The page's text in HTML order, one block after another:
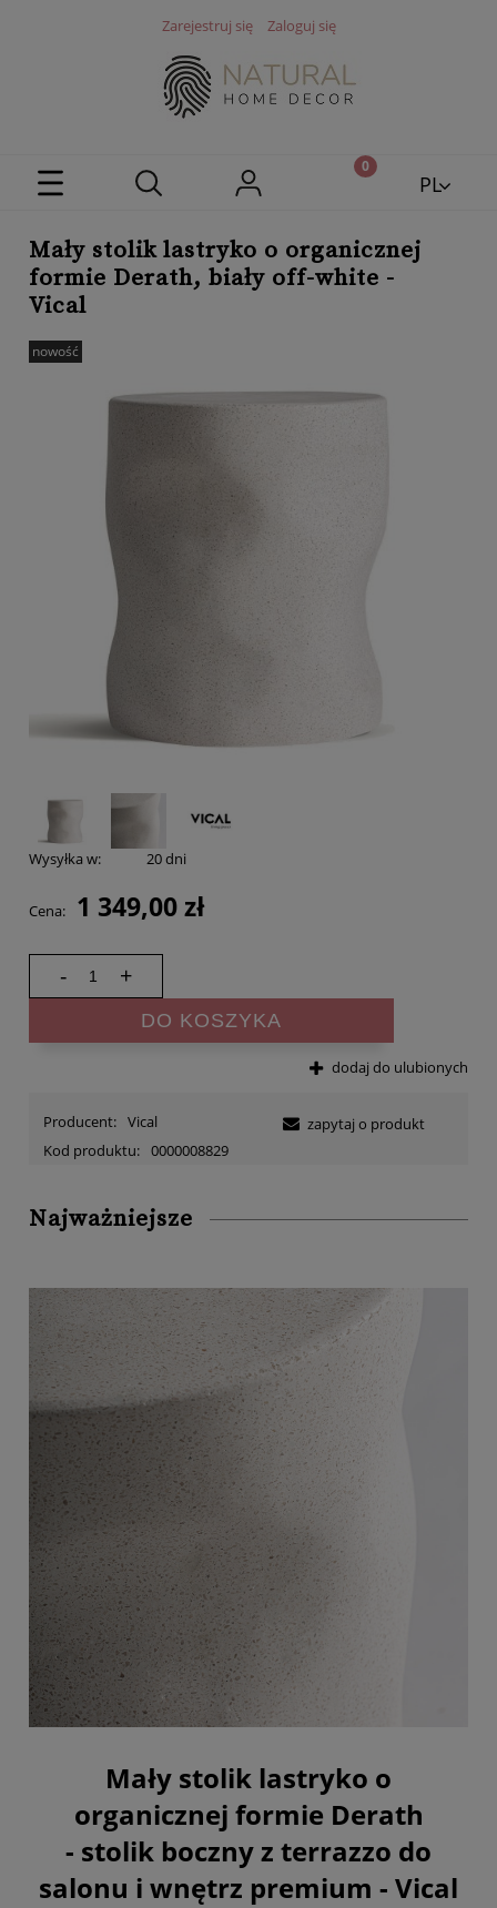
Zarejestruj się Zaloguj się
PL
Mały stolik lastryko o organicznej
formie Derath, biały off-white -
Vical
nowość
Wysyłka w: 20 dni
Cena: 1 349,00 zł
- +
DO KOSZYKA
dodaj do ulubionych
Producent: Vical
Kod produktu: 0000008829
zapytaj o produkt
Najważniejsze
Mały stolik lastryko o
organicznej formie Derath
- stolik boczny z terrazzo do
salonu i wnętrz premium - Vical